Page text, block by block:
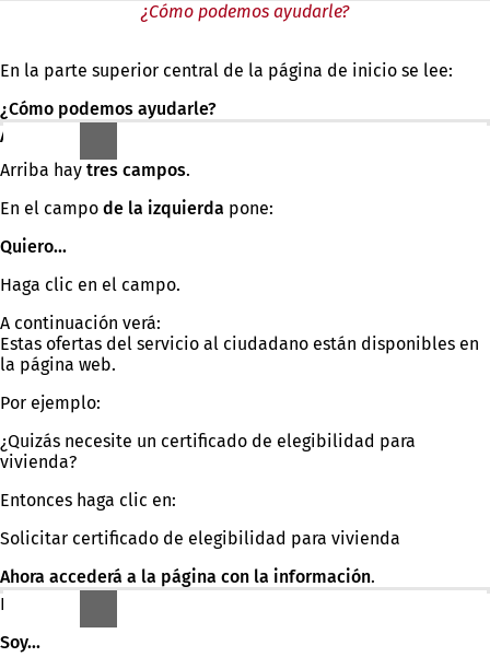
¿Cómo podemos ayudarle?
En la parte superior central de la página de inicio se lee:
¿Cómo podemos ayudarle?
Así podrás buscar las ofertas:
Arriba hay tres campos.
En el campo de la izquierda pone:
Quiero...
Haga clic en el campo.
A continuación verá:
Estas ofertas del servicio al ciudadano están disponibles en
la página web.
Por ejemplo:
¿Quizás necesite un certificado de elegibilidad para
vivienda?
Entonces haga clic en:
Solicitar certificado de elegibilidad para vivienda
Ahora accederá a la página con la información.
En el campo del
Soy...